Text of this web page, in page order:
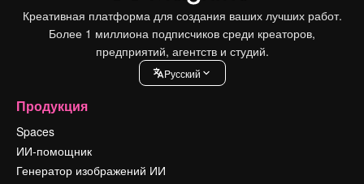
Креативная платформа для создания ваших лучших работ.
Более 1 миллиона подписчиков среди креаторов,
предприятий, агентств и студий.
Pусский
Продукция
Spaces
ИИ-помощник
Генератор изображений ИИ